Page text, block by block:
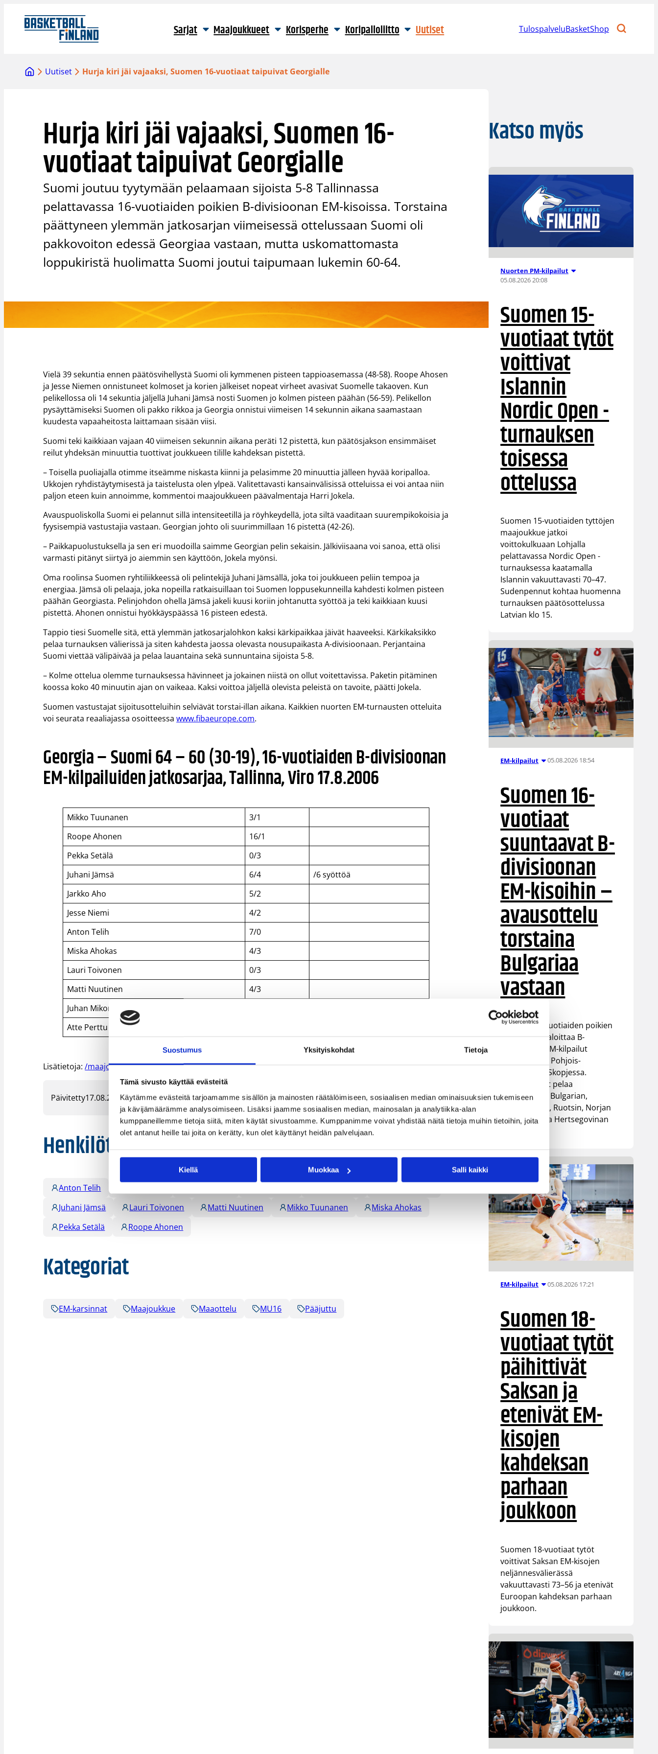
Suostumus Yksityiskohdat Tietoja
Tämä sivusto käyttää evästeitä
Käytämme evästeitä tarjoamamme sisällön ja mainosten räätälöimiseen, sosiaalisen median ominaisuuksien tukemiseen
ja kävijämäärämme analysoimiseen. Lisäksi jaamme sosiaalisen median, mainosalan ja analytiikka-alan
kumppaneillemme tietoja siitä, miten käytät sivustoamme. Kumppanimme voivat yhdistää näitä tietoja muihin tietoihin, joita
olet antanut heille tai joita on kerätty, kun olet käyttänyt heidän palvelujaan.
Kiellä Muokkaa Salli kaikki
sisältöön
Sarjat Maajoukkueet Korisperhe Koripalloliitto Uutiset TulospalveluBasketShop
Uutiset Hurja kiri jäi vajaaksi, Suomen 16-vuotiaat taipuivat Georgialle
Hurja kiri jäi vajaaksi, Suomen 16-
vuotiaat taipuivat Georgialle
Suomi joutuu tyytymään pelaamaan sijoista 5-8 Tallinnassa
pelattavassa 16-vuotiaiden poikien B-divisioonan EM-kisoissa. Torstaina
päättyneen ylemmän jatkosarjan viimeisessä ottelussaan Suomi oli
pakkovoiton edessä Georgiaa vastaan, mutta uskomattomasta
loppukiristä huolimatta Suomi joutui taipumaan lukemin 60-64.
Vielä 39 sekuntia ennen päätösvihellystä Suomi oli kymmenen pisteen tappioasemassa (48-58). Roope Ahosen
ja Jesse Niemen onnistuneet kolmoset ja korien jälkeiset nopeat virheet avasivat Suomelle takaoven. Kun
pelikellossa oli 14 sekuntia jäljellä Juhani Jämsä nosti Suomen jo kolmen pisteen päähän (56-59). Pelikellon
pysäyttämiseksi Suomen oli pakko rikkoa ja Georgia onnistui viimeisen 14 sekunnin aikana saamastaan
kuudesta vapaaheitosta laittamaan sisään viisi.
Suomi teki kaikkiaan vajaan 40 viimeisen sekunnin aikana peräti 12 pistettä, kun päätösjakson ensimmäiset
reilut yhdeksän minuuttia tuottivat joukkueen tilille kahdeksan pistettä.
– Toisella puoliajalla otimme itseämme niskasta kiinni ja pelasimme 20 minuuttia jälleen hyvää koripalloa.
Ukkojen ryhdistäytymisestä ja taistelusta olen ylpeä. Valitettavasti kansainvälisissä otteluissa ei voi antaa niin
paljon eteen kuin annoimme, kommentoi maajoukkueen päävalmentaja Harri Jokela.
Avauspuoliskolla Suomi ei pelannut sillä intensiteetillä ja röyhkeydellä, jota siltä vaaditaan suurempikokoisia ja
fyysisempiä vastustajia vastaan. Georgian johto oli suurimmillaan 16 pistettä (42-26).
– Paikkapuolustuksella ja sen eri muodoilla saimme Georgian pelin sekaisin. Jälkiviisaana voi sanoa, että olisi
varmasti pitänyt siirtyä jo aiemmin sen käyttöön, Jokela myönsi.
Oma roolinsa Suomen ryhtiliikkeessä oli pelintekijä Juhani Jämsällä, joka toi joukkueen peliin tempoa ja
energiaa. Jämsä oli pelaaja, joka nopeilla ratkaisuillaan toi Suomen loppusekunneilla kahdesti kolmen pisteen
päähän Georgiasta. Pelinjohdon ohella Jämsä jakeli kuusi koriin johtanutta syöttöä ja teki kaikkiaan kuusi
pistettä. Ahonen onnistui hyökkäyspäässä 16 pisteen edestä.
Tappio tiesi Suomelle sitä, että ylemmän jatkosarjalohkon kaksi kärkipaikkaa jäivät haaveeksi. Kärkikaksikko
pelaa turnauksen välierissä ja siten kahdesta jaossa olevasta nousupaikasta A-divisioonaan. Perjantaina
Suomi viettää välipäivää ja pelaa lauantaina sekä sunnuntaina sijoista 5-8.
– Kolme ottelua olemme turnauksessa hävinneet ja jokainen niistä on ollut voitettavissa. Paketin pitäminen
koossa koko 40 minuutin ajan on vaikeaa. Kaksi voittoa jäljellä olevista peleistä on tavoite, päätti Jokela.
Suomen vastustajat sijoitusotteluihin selviävät torstai-illan aikana. Kaikkien nuorten EM-turnausten otteluita
voi seurata reaaliajassa osoitteessawww.fibaeurope.com.
Georgia – Suomi 64 – 60 (30-19), 16-vuotiaiden B-divisioonan
EM-kilpailuiden jatkosarjaa, Tallinna, Viro 17.8.2006
Mikko Tuunanen
3/1
Roope Ahonen
16/1
Pekka Setälä
0/3
Juhani Jämsä
6/4
/6 syöttöä
Jarkko Aho
5/2
Jesse Niemi
4/2
Anton Telih
7/0
Miska Ahokas
4/3
Lauri Toivonen
0/3
Matti Nuutinen
4/3
Juhan Mikone
Atte Perttu
Lisätietoja:/maajoukkueet/poikien_maajoukkueet/16-vuotiaat_pojat2/
Päivitetty17.08.2006
Henkilöt
Anton Telih
Juhani Jämsä
Lauri Toivonen Matti Nuutinen Mikko Tuunanen
Miska Ahokas
Pekka Setälä
Roope Ahonen
Kategoriat
EM-karsinnat Maajoukkue Maaottelu MU16 Pääjuttu
Katso myös
Nuorten PM-kilpailut
05.08.2026 20:08
Suomen 15-
vuotiaat tytöt
voittivat
Islannin
Nordic Open -
turnauksen
toisessa
ottelussa
Suomen 15-vuotiaiden tyttöjen
maajoukkue jatkoi
voittokulkuaan Lohjalla
pelattavassa Nordic Open -
turnauksessa kaatamalla
Islannin vakuuttavasti 70–47.
Sudenpennut kohtaa huomenna
turnauksen päätösottelussa
Latvian klo 15.
EM-kilpailut 05.08.2026 18:54
Suomen 16-
vuotiaat
suuntaavat B-
divisioonan
EM-kisoihin –
avausottelu
torstaina
Bulgariaa
vastaan
Suomen 16-vuotiaiden poikien
maajoukkue aloittaa B-
divisioonan EM-kilpailut
torstaina 6.8. Pohjois-
Makedonian Skopjessa.
Sudenpennut pelaa
alkulohkossa Bulgarian,
Luxemburgin, Ruotsin, Norjan
sekä Bosnia ja Hertsegovinan
EM-kilpailut 05.08.2026 17:21
Suomen 18-
vuotiaat tytöt
päihittivät
Saksan ja
etenivät EM-
kisojen
kahdeksan
parhaan
joukkoon
Suomen 18-vuotiaat tytöt
voittivat Saksan EM-kisojen
neljännesvälierässä
vakuuttavasti 73–56 ja etenivät
Euroopan kahdeksan parhaan
joukkoon.